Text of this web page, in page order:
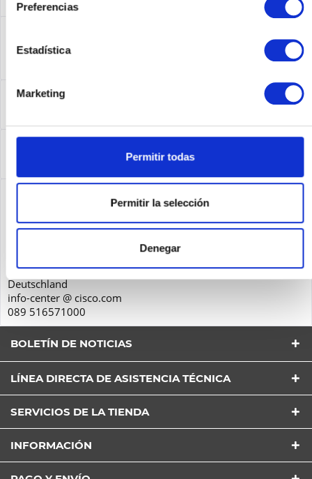
Preferencias
Estadística
Marketing
Permitir todas
Permitir la selección
Denegar
He leído laPolítica de Privacidadentender y estar
de acuerdo*
Los campos con * son obligatorios
C819GW-LTE-GA-EK9 | 819 Non-Hardened Secure Multi-
Leasing
Parkring 20D
Garching
Deutschland
info-center @ cisco.com
089 516571000
BOLETÍN DE NOTICIAS
LÍNEA DIRECTA DE ASISTENCIA TÉCNICA
SERVICIOS DE LA TIENDA
INFORMACIÓN